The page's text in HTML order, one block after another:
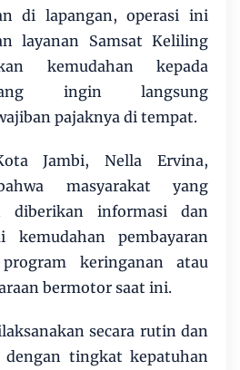
di lapangan, operasi ini
layanan Samsat Keliling
kemudahan kepada
ingin langsung
pajaknya di tempat.
Jambi, Nella Ervina,
masyarakat yang
diberikan informasi dan
kemudahan pembayaran
keringanan atau
bermotor saat ini.
secara rutin dan
dengan tingkat kepatuhan